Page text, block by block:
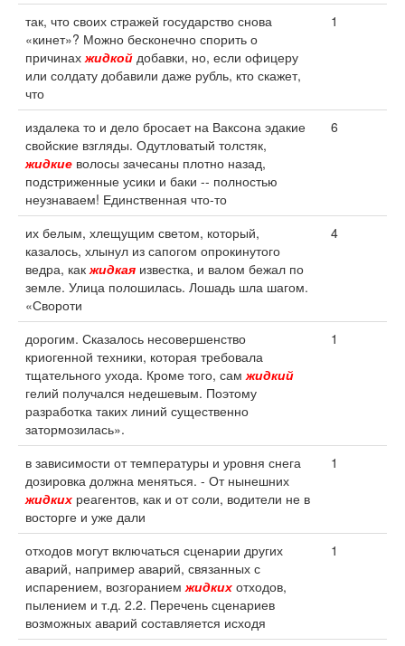
так, что своих стражей государство снова
«кинет»? Можно бесконечно спорить о
причинахжидкой добавки, но, если офицеру
или солдату добавили даже рубль, кто скажет,
что
1
издалека то и дело бросает на Ваксона эдакие
свойские взгляды. Одутловатый толстяк,
жидкие волосы зачесаны плотно назад,
подстриженные усики и баки -- полностью
неузнаваем! Единственная что-то
6
их белым, хлещущим светом, который,
казалось, хлынул из сапогом опрокинутого
ведра, какжидкая известка, и валом бежал по
земле. Улица полошилась. Лошадь шла шагом.
«Свороти
4
дорогим. Сказалось несовершенство
криогенной техники, которая требовала
тщательного ухода. Кроме того, самжидкий
гелий получался недешевым. Поэтому
разработка таких линий существенно
затормозилась».
1
в зависимости от температуры и уровня снега
дозировка должна меняться. - От нынешних
жидких реагентов, как и от соли, водители не в
восторге и уже дали
1
отходов могут включаться сценарии других
аварий, например аварий, связанных с
испарением, возгораниемжидких отходов,
пылением и т.д. 2.2. Перечень сценариев
возможных аварий составляется исходя
1